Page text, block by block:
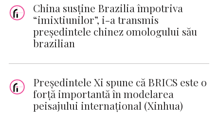
China susţine Brazilia împotriva
“imixtiunilor”, i-a transmis
preşedintele chinez omologului său
brazilian
Președintele Xi spune că BRICS este o
forță importantă în modelarea
peisajului internațional (Xinhua)